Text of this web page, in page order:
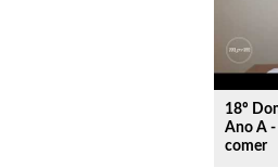
18º
Ano A -
comer